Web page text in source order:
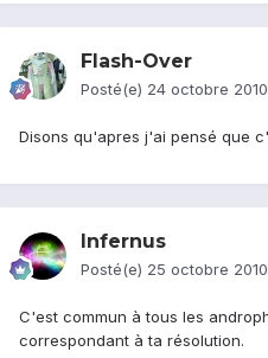
Flash-Over
Posté(e) 24 octobre 2010
Disons qu'apres j'ai pensé que
Infernus
Posté(e) 25 octobre 2010
C'est commun à tous les
correspondant à ta résolution.